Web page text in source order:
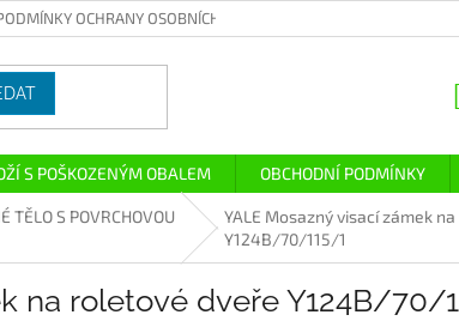
OCHRANY OSOBNÍCH ÚDAJŮ
S POŠKOZENÝM OBALEM OBCHODNÍ PODMÍNKY
TĚLO S POVRCHOVOU
YALE Mosazný visací zámek
Y124B/70/115/1
na roletové dveře Y124B/70/